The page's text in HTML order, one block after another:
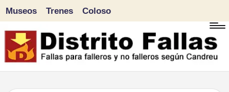
Saltar
al
Museos Trenes Coloso